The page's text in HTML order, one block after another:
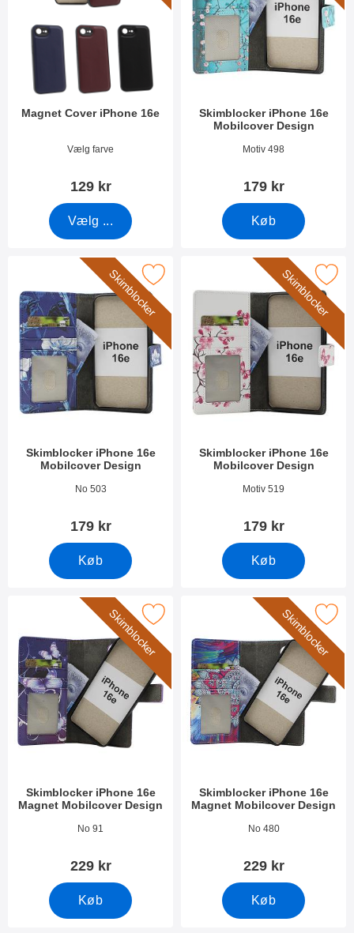
Magnet Cover iPhone 16e
Varenr 52829Vælg farve
129 kr
Vælg ...
Skimblocker iPhone 16e
Mobilcover Design
Varenr 52826Motiv 498
179 kr
Køb
Skimblocker
Skimblocker iPhone 16e
Mobilcover Design
Varenr 52827No 503
179 kr
Køb
skimblocker iPhone 16e Mobilcover Design som favorit
Skimblocker
Skimblocker iPhone 16e
Mobilcover Design
Varenr 52828Motiv 519
179 kr
Køb
Marker skimblocker iPhone 16e
Skimblocker
Skimblocker iPhone 16e
Magnet Mobilcover Design
Varenr 52832No 91
229 kr
Køb
iPhone 16e Magnet Mobilcover Design som favorit
Skimblocker
Skimblocker iPhone 16e
Magnet Mobilcover Design
Varenr 52833No 480
229 kr
Køb
Marker skimblocker iPhone 16e